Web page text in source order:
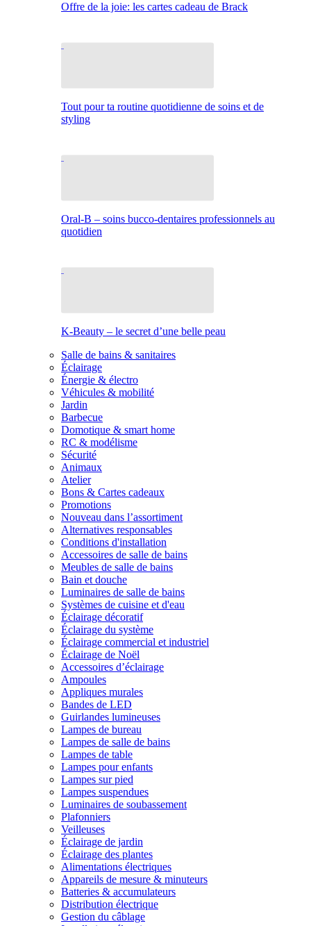
Offre de la joie: les cartes cadeau de Brack
Tout pour ta routine quotidienne de soins et de
styling
Oral-B – soins bucco-dentaires professionnels au
quotidien
K-Beauty – le secret d’une belle peau
Salle de bains & sanitaires
Éclairage
Énergie & électro
Véhicules & mobilité
Jardin
Barbecue
Domotique & smart home
RC & modélisme
Sécurité
Animaux
Atelier
Bons & Cartes cadeaux
Promotions
Nouveau dans l’assortiment
Alternatives responsables
Conditions d'installation
Accessoires de salle de bains
Meubles de salle de bains
Bain et douche
Luminaires de salle de bains
Systèmes de cuisine et d'eau
Éclairage décoratif
Éclairage du système
Éclairage commercial et industriel
Éclairage de Noël
Accessoires d’éclairage
Ampoules
Appliques murales
Bandes de LED
Guirlandes lumineuses
Lampes de bureau
Lampes de salle de bains
Lampes de table
Lampes pour enfants
Lampes sur pied
Lampes suspendues
Luminaires de soubassement
Plafonniers
Veilleuses
Éclairage de jardin
Éclairage des plantes
Alimentations électriques
Appareils de mesure & minuteurs
Batteries & accumulateurs
Distribution électrique
Gestion du câblage